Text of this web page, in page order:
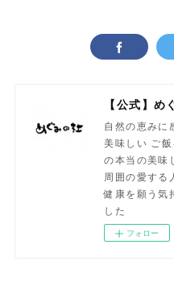
自然の恵みに
美味しい ご
の本当の美味
周囲の愛する
健康を願う気
した
フォロー